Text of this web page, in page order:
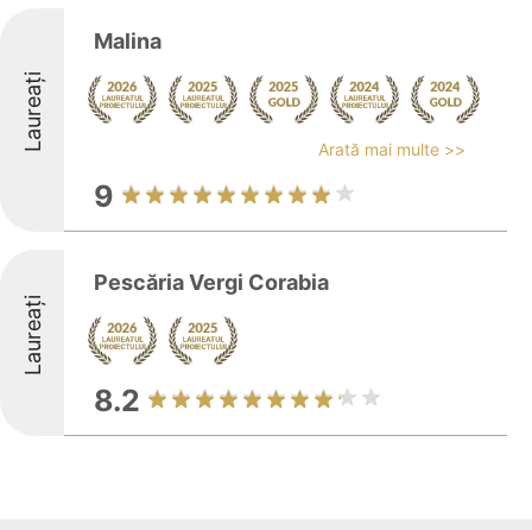
Laureați
Malina
Arată mai multe >>
9
Laureați
Pescăria Vergi Corabia
8.2